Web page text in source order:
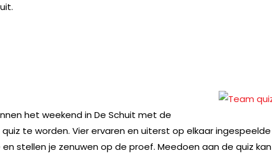
het weekend in De Schuit met de
te worden. Vier ervaren en uiterst op elkaar ingespeelde
stellen je zenuwen op de proef. Meedoen aan de quiz kan